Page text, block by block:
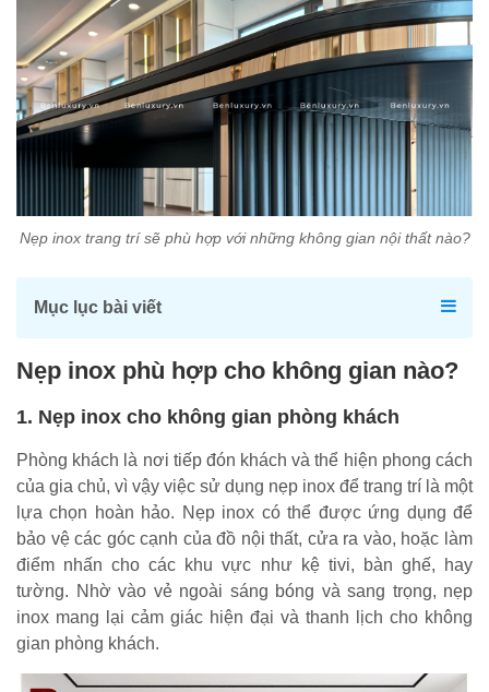
Nẹp inox trang trí sẽ phù hợp với những không gian nội thất nào?
Mục lục bài viết
Nẹp inox phù hợp cho không gian nào?
1. Nẹp inox cho không gian phòng khách
Phòng khách là nơi tiếp đón khách và thể hiện phong cách
của gia chủ, vì vậy việc sử dụng nẹp inox để trang trí là một
lựa chọn hoàn hảo. Nẹp inox có thể được ứng dụng để
bảo vệ các góc cạnh của đồ nội thất, cửa ra vào, hoặc làm
điểm nhấn cho các khu vực như kệ tivi, bàn ghế, hay
tường. Nhờ vào vẻ ngoài sáng bóng và sang trọng, nẹp
inox mang lại cảm giác hiện đại và thanh lịch cho không
gian phòng khách.